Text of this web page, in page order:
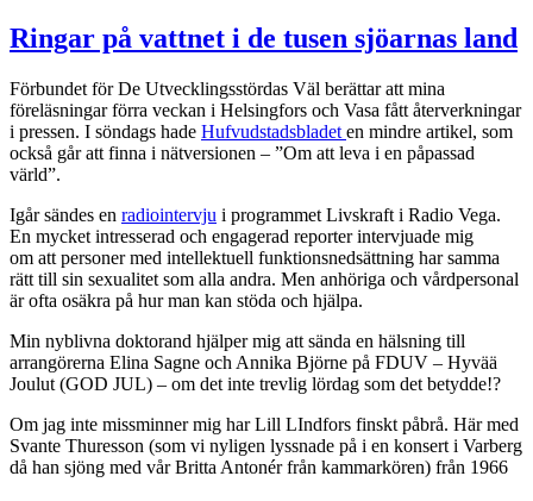
Ringar på vattnet i de tusen sjöarnas land
Förbundet för De Utvecklingsstördas Väl berättar att mina
föreläsningar förra veckan i Helsingfors och Vasa fått återverkningar
i pressen. I söndags hade Hufvudstadsbladet en mindre artikel, som
också går att finna i nätversionen – ”Om att leva i en påpassad
värld”.
Igår sändes en radiointervju i programmet Livskraft i Radio Vega.
En mycket intresserad och engagerad reporter intervjuade mig
om att personer med intellektuell funktionsnedsättning har samma
rätt till sin sexualitet som alla andra. Men anhöriga och vårdpersonal
är ofta osäkra på hur man kan stöda och hjälpa.
Min nyblivna doktorand hjälper mig att sända en hälsning till
arrangörerna Elina Sagne och Annika Björne på FDUV – Hyvää
Joulut (GOD JUL) – om det inte trevlig lördag som det betydde!?
Om jag inte missminner mig har Lill LIndfors finskt påbrå. Här med
Svante Thuresson (som vi nyligen lyssnade på i en konsert i Varberg
då han sjöng med vår Britta Antonér från kammarkören) från 1966